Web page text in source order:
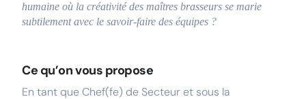
humaine où la créativité des maîtres brasseurs se marie
subtilement avec le savoir-faire des équipes ?
Ce qu’on vous propose
En tant que Chef(fe) de Secteur et sous la